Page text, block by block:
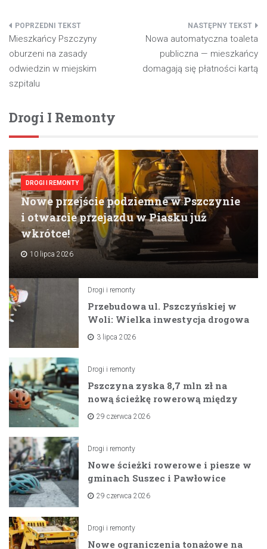
Nawigacja
wpisu
Mieszkańcy Pszczyny
oburzeni na zasady
odwiedzin w miejskim
szpitalu
Nowa automatyczna toaleta
publiczna — mieszkańcy
domagają się płatności kartą
Drogi I Remonty
DROGI I REMONTY
Nowe przejście podziemne w Pszczynie
i otwarcie przejazdu w Piasku już
wkrótce!
10 lipca 2026
Drogi i remonty
Przebudowa ul. Pszczyńskiej w
Woli: Wielka inwestycja drogowa
na horyzoncie
3 lipca 2026
Drogi i remonty
Pszczyna zyska 8,7 mln zł na
nową ścieżkę rowerową między
zaporami
29 czerwca 2026
Drogi i remonty
Nowe ścieżki rowerowe i piesze w
gminach Suszec i Pawłowice
dzięki unijnemu wsparciu
29 czerwca 2026
Drogi i remonty
Nowe ograniczenia tonażowe na